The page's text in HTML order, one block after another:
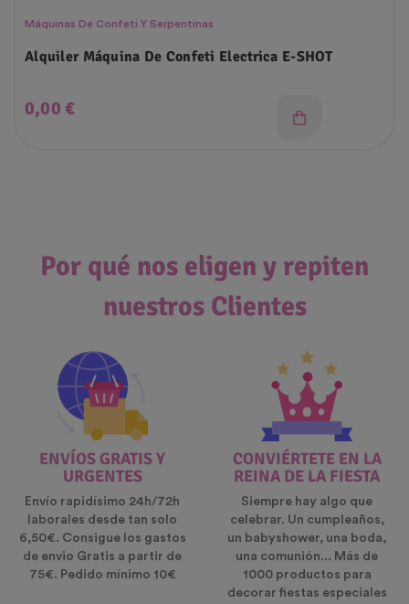
Máquinas De Confeti Y Serpentinas
Alquiler Máquina De Confeti Electrica E-SHOT
Precio
0,00 €
Por qué nos eligen y repiten
nuestros Clientes
ENVÍOS GRATIS Y
URGENTES
Envío rapidísimo 24h/72h
laborales desde tan solo
6,50€. Consigue los gastos
de envio Gratis a partir de
75€. Pedido mínimo 10€
CONVIÉRTETE EN LA
REINA DE LA FIESTA
Siempre hay algo que
celebrar. Un cumpleaños,
un babyshower, una boda,
una comunión... Más de
1000 productos para
decorar fiestas especiales